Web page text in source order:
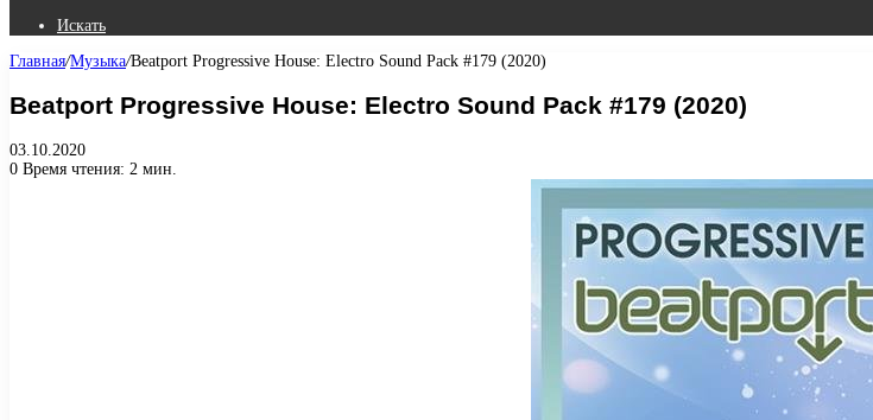
Искать
Главная/Музыка/Beatport Progressive House: Electro Sound Pack #179 (2020)
Beatport Progressive House: Electro Sound Pack #179 (2020)
03.10.2020
0 Время чтения: 2 мин.